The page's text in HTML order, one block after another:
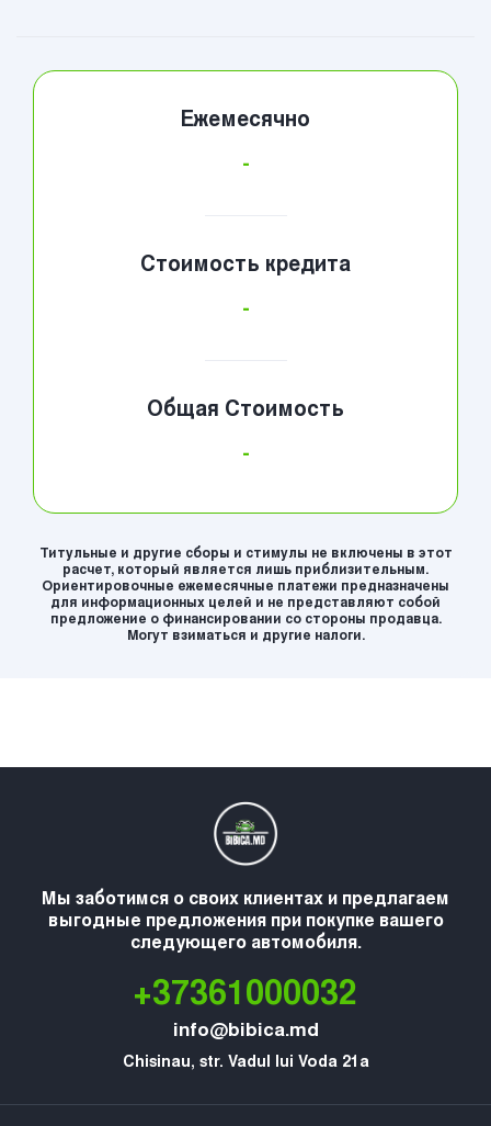
Ежемесячно
-
Стоимость кредита
-
Общая Стоимость
-
Титульные и другие сборы и стимулы не включены в этот
расчет, который является лишь приблизительным.
Ориентировочные ежемесячные платежи предназначены
для информационных целей и не представляют собой
предложение о финансировании со стороны продавца.
Могут взиматься и другие налоги.
Мы заботимся о своих клиентах и предлагаем
выгодные предложения при покупке вашего
следующего автомобиля.
+37361000032
info@bibica.md
Chisinau, str. Vadul lui Voda 21a